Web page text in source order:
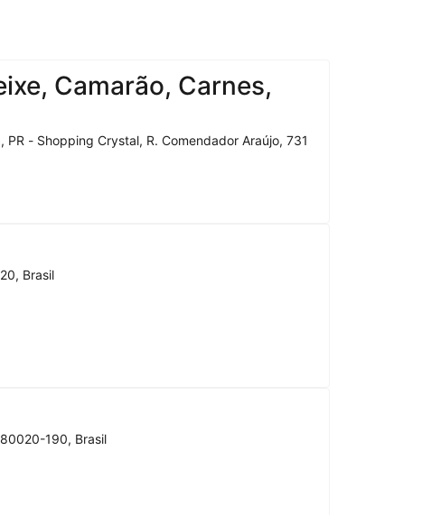
Camarão, Carnes,
- Shopping Crystal, R. Comendador Araújo, 731
Brasil
190, Brasil